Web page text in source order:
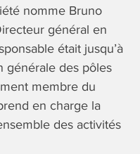
nomme Bruno
général en
était jusqu’à
générale des pôles
membre du
en charge la
des activités